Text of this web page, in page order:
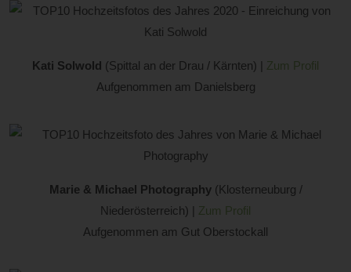
Kati Solwold (Spittal an der Drau / Kärnten) | Zum Profil
Aufgenommen am Danielsberg
Marie & Michael Photography(Klosterneuburg /
Niederösterreich) | Zum Profil
Aufgenommen am Gut Oberstockall